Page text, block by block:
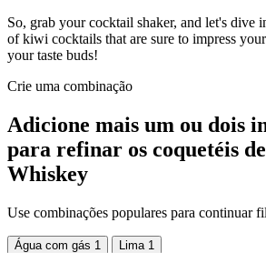
So, grab your cocktail shaker, and let's dive
of kiwi cocktails that are sure to impress
your taste buds!
Crie uma combinação
Adicione mais um ou dois
para refinar os coquetéis
Whiskey
Use combinações populares para continuar
Água com gás 1 Lima 1